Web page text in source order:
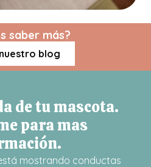
saber más?
blog
de tu mascota.
para mas
mostrando conductas